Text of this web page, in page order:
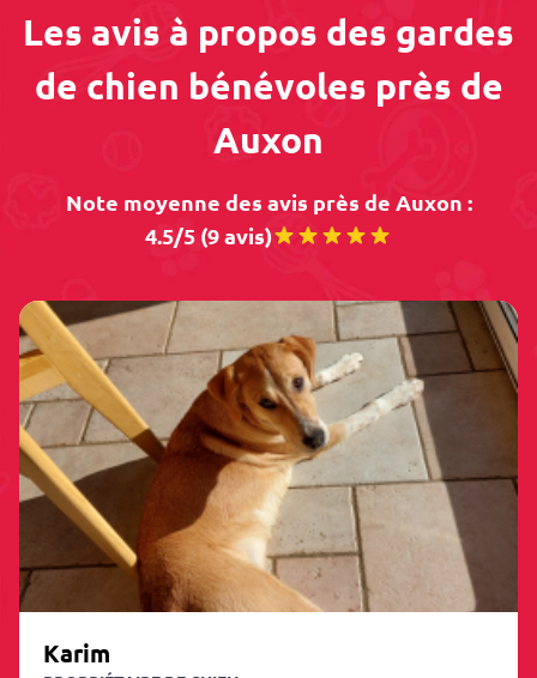
Les avis à propos des gardes
de chien bénévoles près de
Auxon
Note moyenne des avis près de Auxon :
4.5/5 (9 avis)
Karim